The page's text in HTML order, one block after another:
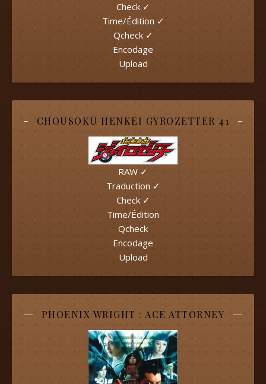
Check ✓
Time/Édition ✓
Qcheck ✓
Encodage
Upload
CHOUSOKU HENKEI GYROZETTER 41
RAW ✓
Traduction ✓
Check ✓
Time/Édition
Qcheck
Encodage
Upload
PHOENIX WRIGHT : ACE ATTORNEY